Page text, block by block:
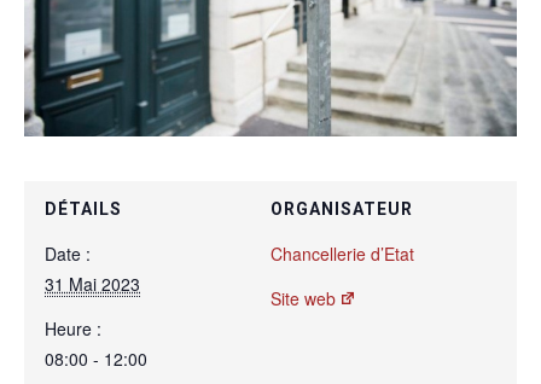
DÉTAILS
Date :
31 Mai 2023
Heure :
08:00 - 12:00
ORGANISATEUR
Chancellerie d’Etat
Site web